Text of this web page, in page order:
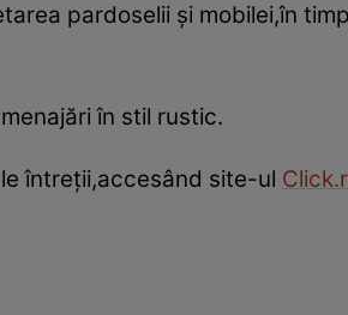
pardoselii şi mobilei,în
în stil rustic.
întreţii,accesând site-ul